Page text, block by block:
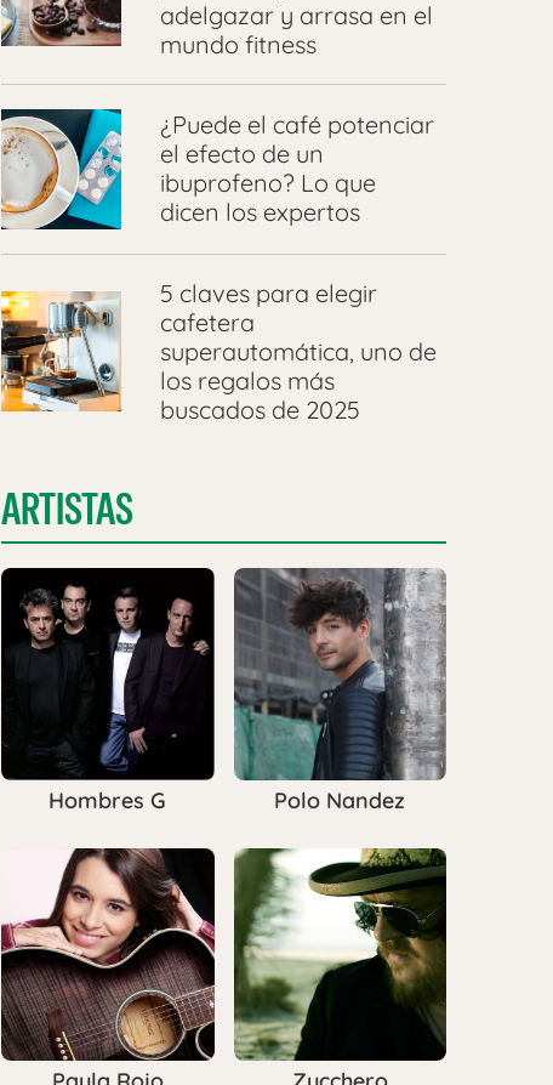
adelgazar y arrasa en el
mundo fitness
¿Puede el café potenciar
el efecto de un
ibuprofeno? Lo que
dicen los expertos
5 claves para elegir
cafetera
superautomática, uno de
los regalos más
buscados de 2025
ARTISTAS
Hombres G Polo Nandez